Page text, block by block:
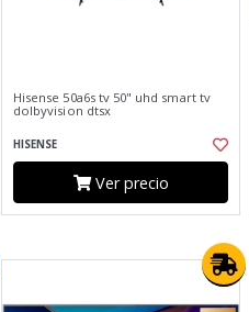
Hisense 50a6s tv 50" uhd smart tv
dolbyvision dtsx
HISENSE
Ver precio